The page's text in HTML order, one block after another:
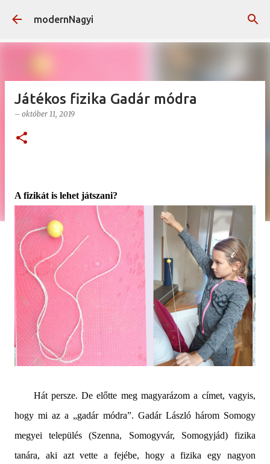
Ugrás a fő tartalomra
modernNagyi
Játékos fizika Gadár módra
– október 11, 2019
A fizikát is lehet játszani?
Hát persze. De előtte meg magyarázom a címet, vagyis,
hogy mi az a „gadár módra”. Gadár László három Somogy
megyei település (Szenna, Somogyvár, Somogyjád) fizika
tanára, aki azt vette a fejébe, hogy a fizika egy nagyon